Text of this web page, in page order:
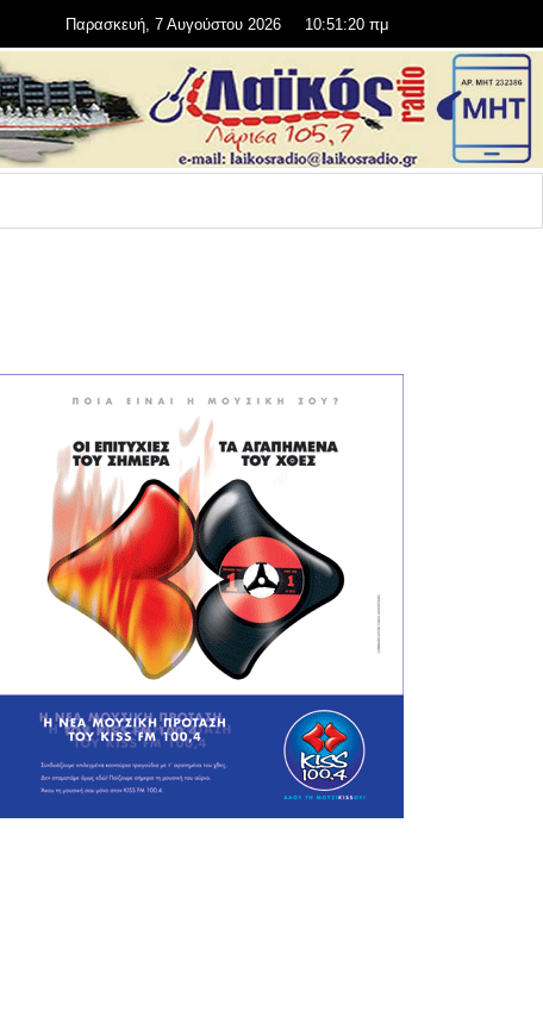
Παρασκευή, 7 Αυγούστου 2026 10:51:21 πμ